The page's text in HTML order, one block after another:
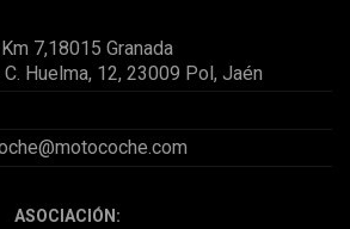
7,18015 Granada
Huelma, 12, 23009 Pol, Jaén